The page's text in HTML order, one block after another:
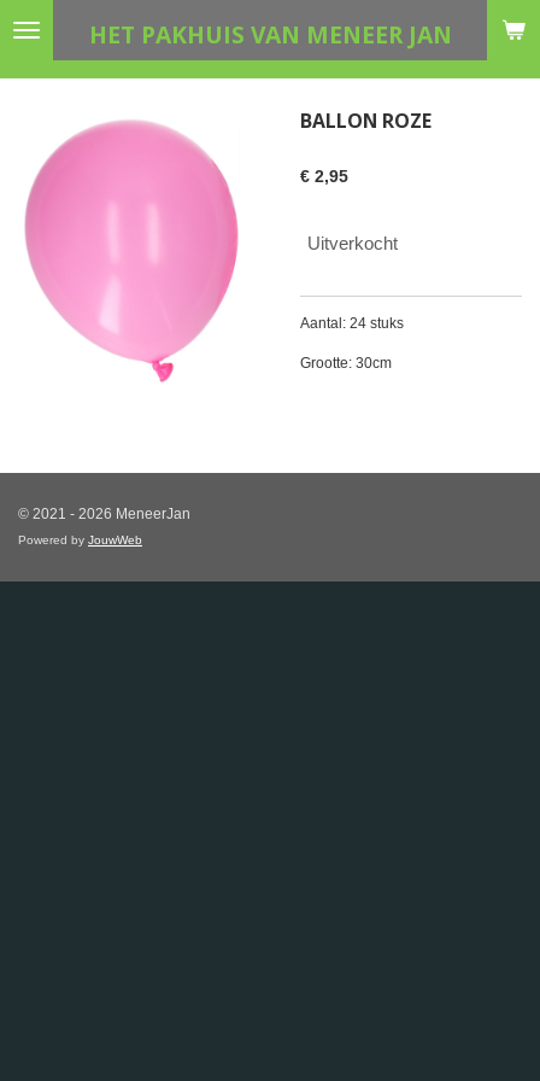
Ga
hoofdinhoud
HET PAKHUIS VAN MENEER JAN
BALLON ROZE
€ 2,95
Uitverkocht
Aantal: 24 stuks
Grootte: 30cm
© 2021 - 2026 MeneerJan
Powered by JouwWeb